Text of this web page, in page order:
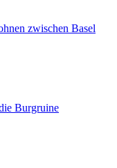
zwischen Basel
Burgruine